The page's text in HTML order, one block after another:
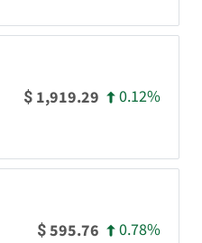
$ 1,919.29 0.12%
$595.76 0.78%